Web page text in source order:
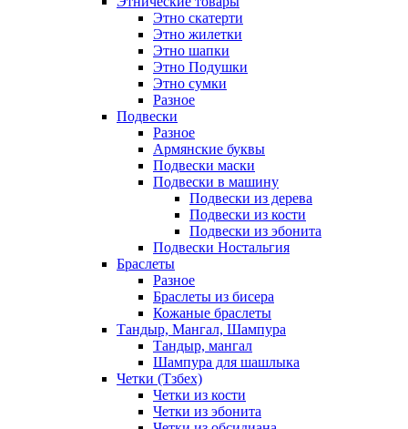
Этно скатерти
Этно жилетки
Этно шапки
Этно Подушки
Этно сумки
Разное
Подвески
Разное
Армянские буквы
Подвески маски
Подвески в машину
Подвески из дерева
Подвески из кости
Подвески из эбонита
Подвески Ностальгия
Браслеты
Разное
Браслеты из бисера
Кожаные браслеты
Тандыр, Мангал, Шампура
Тандыр, мангал
Шампура для шашлыка
Четки (Тзбех)
Четки из кости
Четки из эбонита